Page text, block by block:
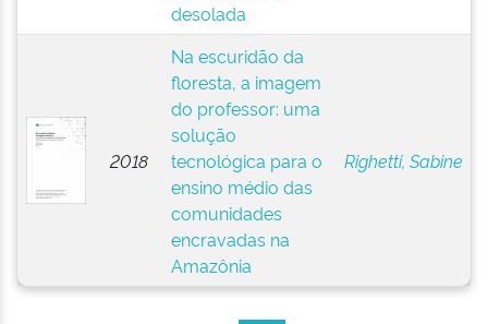
desolada
2018
Na escuridão da
floresta, a imagem
do professor: uma
solução
tecnológica para o
ensino médio das
comunidades
encravadas na
Amazônia
Righetti, Sabine